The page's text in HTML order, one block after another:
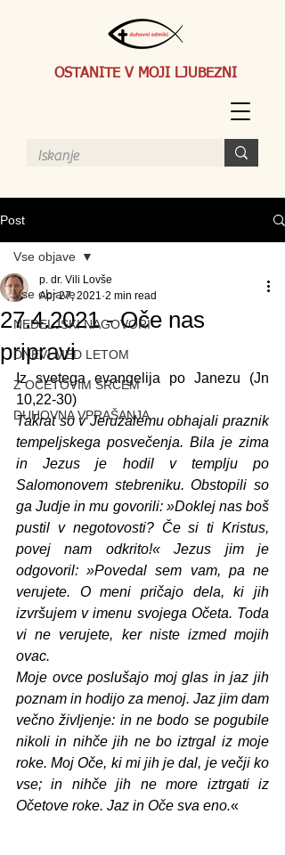
OSTANITE V MOJI LJUBEZNI
Post
Vse objave
NEDELJSKI NAGOVORI
DNEVI MED LETOM
Z OČETOVIM SRCEM
DUHOVNA VPRAŠANJA
Vse objave
27.4.2021 - Oče nas
pripravi
p. dr. Vili Lovše
Apr 27, 2021 2 min read
Iz svetega evangelija po Janezu (Jn
10,22-30)
Takrat so v Jeruzalemu obhajali praznik
tempeljskega posvečenja. Bila je zima
in Jezus je hodil v templju po
Salomonovem stebreniku. Obstopili so
ga Judje in mu govorili: »Doklej nas boš
pustil v negotovosti? Če si ti Kristus,
povej nam odkrito!« Jezus jim je
odgovoril: »Povedal sem vam, pa ne
verujete. O meni pričajo dela, ki jih
izvršujem v imenu svojega Očeta. Toda
vi ne verujete, ker niste izmed mojih
ovac.
Moje ovce poslušajo moj glas in jaz jih
poznam in hodijo za menoj. Jaz jim dam
večno življenje: in ne bodo se pogubile
nikoli in nihče jih ne bo iztrgal iz moje
roke. Moj Oče, ki mi jih je dal, je večji ko
vse; in nihče jih ne more iztrgati iz
Očetove roke. Jaz in Oče sva eno.«